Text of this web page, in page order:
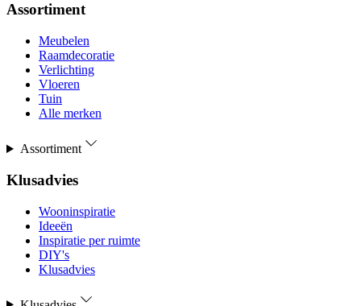
Assortiment
Meubelen
Raamdecoratie
Verlichting
Vloeren
Tuin
Alle merken
Assortiment
Klusadvies
Wooninspiratie
Ideeën
Inspiratie per ruimte
DIY's
Klusadvies